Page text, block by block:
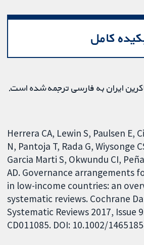
کامل
ایران به فارسی ترجمه شده است.
Herrera CA, Lewin S, Paulsen E,
N, Pantoja T, Rada G, Wiysonge
Garcia Marti S, Okwundu CI,
AD. Governance arrangements
in low-income countries: an
systematic reviews. Cochrane
Systematic Reviews 2017, Issue
CD011085. DOI: 10.1002/